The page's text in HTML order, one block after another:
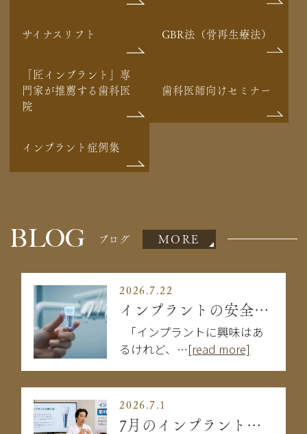
サイナスリフト GBR法（骨再生療法）
「匠インプラント」専
門家が推薦する歯科医
院
歯科医師向けセミナー
インプラント症例集
BLOG ブログ MORE
2026.7.22
インプラントの安全性は大丈夫？失敗を防ぐために知るべきこと
「インプラントに興味はあ
るけれど、…[read more]
2026.7.1
7月のインプラント説明会